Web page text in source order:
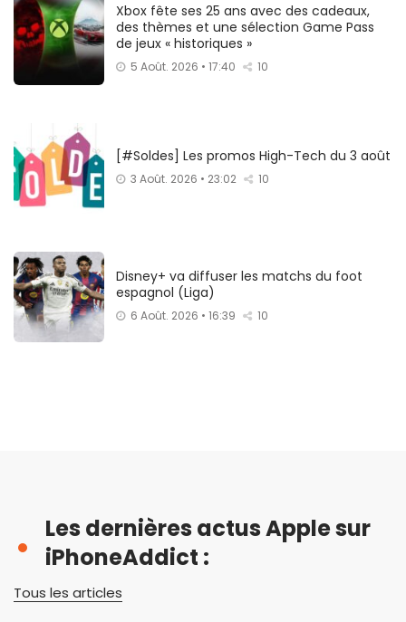
Xbox fête ses 25 ans avec des cadeaux,
des thèmes et une sélection Game Pass
de jeux « historiques »
5 Août. 2026 • 17:40 10
[#Soldes] Les promos High-Tech du 3 août
3 Août. 2026 • 23:02 10
Disney+ va diffuser les matchs du foot
espagnol (Liga)
6 Août. 2026 • 16:39 10
Les dernières actus Apple sur
iPhoneAddict :
Tous les articles